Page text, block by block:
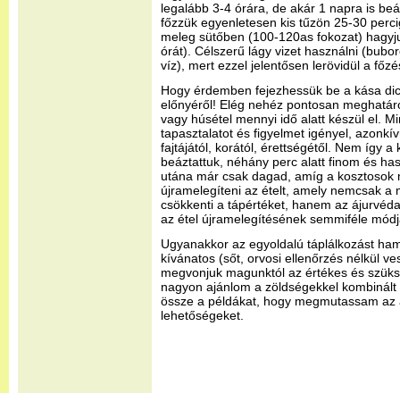
legalább 3-4 órára, de akár 1 napra is
főzzük egyenletesen kis tűzön 25-30
meleg sütőben (100-120as fokozat)
órát). Célszerű lágy vizet használni
víz), mert ezzel jelentősen lerövidül a
Hogy érdemben fejezhessük be a kása
előnyéről! Elég nehéz pontosan
vagy húsétel mennyi idő alatt készül el.
tapasztalatot és figyelmet igényel,
fajtájától, korától, érettségétől. Nem így a
beáztattuk, néhány perc alatt finom és
utána már csak dagad, amíg a kosztosok
újramelegíteni az ételt, amely nemcsak a
csökkenti a tápértéket, hanem az
az étel újramelegítésének semmiféle
Ugyanakkor az egyoldalú táplálkozást
kívánatos (sőt, orvosi ellenőrzés nélkül
megvonjuk magunktól az értékes és
nagyon ajánlom a zöldségekkel
össze a példákat, hogy megmutassam
lehetőségeket.